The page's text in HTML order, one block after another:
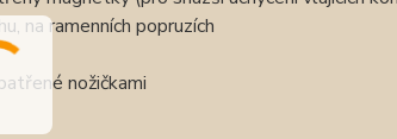
na ramenních popruzích
nožičkami